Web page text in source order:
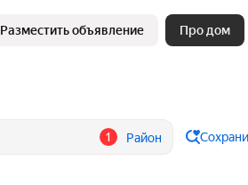
Разместить объявление Про дом
1 Район